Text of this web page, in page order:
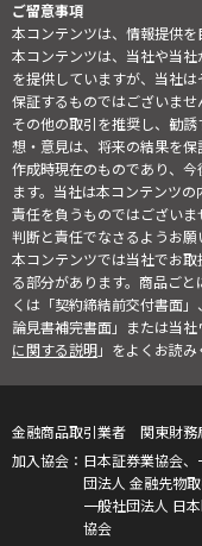
ご留意事項
本コンテンツは、情報提供を
本コンテンツは、当社や当
を提供していますが、当社
保証するものではございませ
その他の取引を推奨し、勧
想・意見は、将来の結果を
作成時現在のものであり、
ます。当社は本コンテンツ
責任を負うものではござい
判断と責任でなさるようお願
本コンテンツでは当社でお
る部分があります。商品ご
くは「契約締結前交付書面
論見書補完書面」または当
に関する説明」をよくお読み
金融商品取引業者 関東財務
日本証券業協会
団法人 金融先物取
一般社団法人 日
協会